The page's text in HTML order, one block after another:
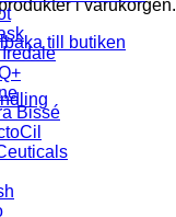
i varukorgen.
till butiken
Bissé